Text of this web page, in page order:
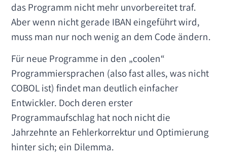
das Programm nicht mehr unvorbereitet traf.
Aber wenn nicht gerade IBAN eingeführt wird,
muss man nur noch wenig an dem Code ändern.
Für neue Programme in den „coolen“
Programmiersprachen (also fast alles, was nicht
COBOL ist) findet man deutlich einfacher
Entwickler. Doch deren erster
Programmaufschlag hat noch nicht die
Jahrzehnte an Fehlerkorrektur und Optimierung
hinter sich; ein Dilemma.